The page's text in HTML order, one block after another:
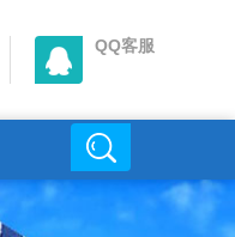
QQ客服